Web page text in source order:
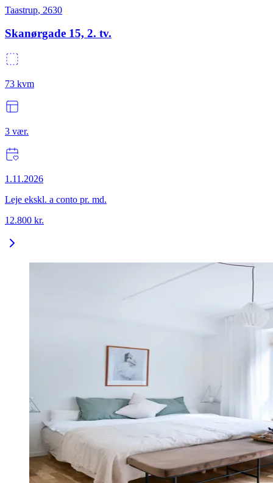
Taastrup, 2630
Skanørgade 15, 2. tv.
73 kvm
3 vær.
1.11.2026
Leje ekskl. a conto pr. md.
12.800 kr.